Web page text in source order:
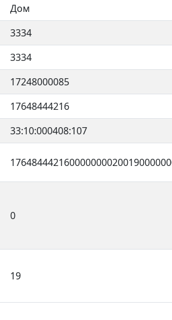
Дом
3334
3334
17248000085
17648444216
33:10:000408:107
0
19